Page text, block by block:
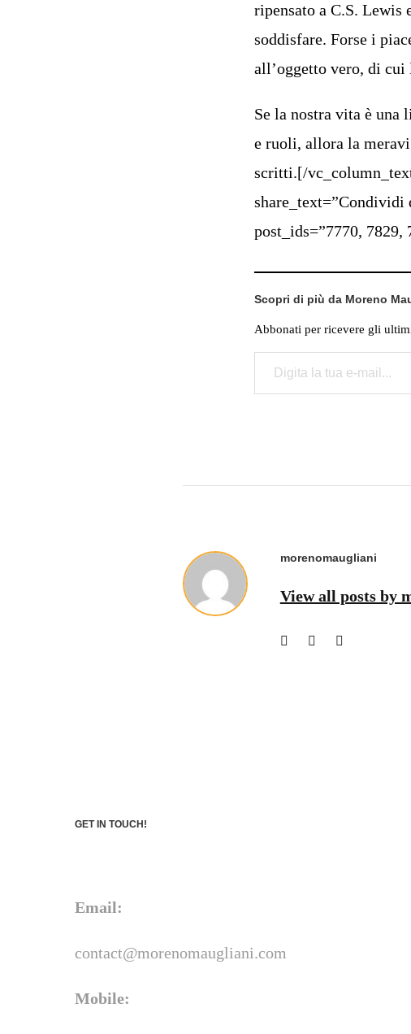
ripensato a C.S. Lewis
soddisfare. Forse i
all’oggetto vero, di
Se la nostra vita è una
e ruoli, allora la
scritti.[/
share_text=”Condividi
post_ids=”7770,
Scopri di più da Moreno
Abbonati per ricevere gli
Digita la tua e-mail...
morenomaugliani
View all posts by
GET IN TOUCH!
Email:
contact@morenomaugliani.com
Mobile: